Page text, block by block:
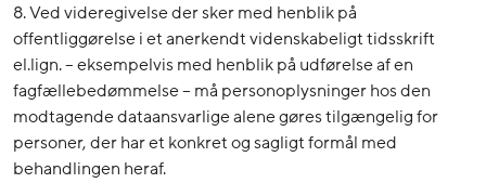
8. Ved videregivelse der sker med henblik på
offentliggørelse i et anerkendt videnskabeligt tidsskrift
el.lign. – eksempelvis med henblik på udførelse af en
fagfællebedømmelse – må personoplysninger hos den
modtagende dataansvarlige alene gøres tilgængelig for
personer, der har et konkret og sagligt formål med
behandlingen heraf.